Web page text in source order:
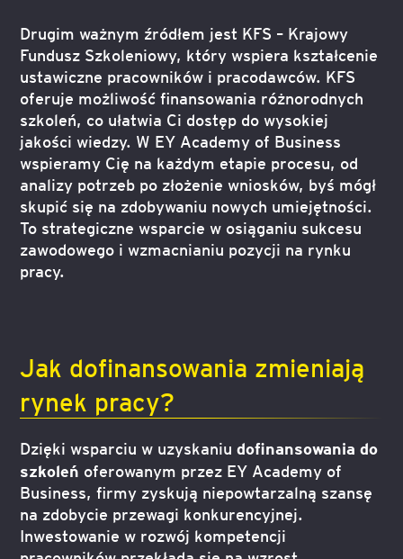
Drugim ważnym źródłem jest KFS – Krajowy
Fundusz Szkoleniowy, który wspiera kształcenie
ustawiczne pracowników i pracodawców. KFS
oferuje możliwość finansowania różnorodnych
szkoleń, co ułatwia Ci dostęp do wysokiej
jakości wiedzy. W EY Academy of Business
wspieramy Cię na każdym etapie procesu, od
analizy potrzeb po złożenie wniosków, byś mógł
skupić się na zdobywaniu nowych umiejętności.
To strategiczne wsparcie w osiąganiu sukcesu
zawodowego i wzmacnianiu pozycji na rynku
pracy.
Jak dofinansowania zmieniają
rynek pracy?
Dzięki wsparciu w uzyskaniudofinansowania do
szkoleń oferowanym przez EY Academy of
Business, firmy zyskują niepowtarzalną szansę
na zdobycie przewagi konkurencyjnej.
Inwestowanie w rozwój kompetencji